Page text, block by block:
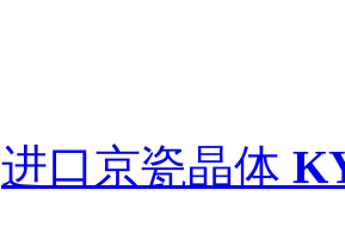
进口京瓷晶体